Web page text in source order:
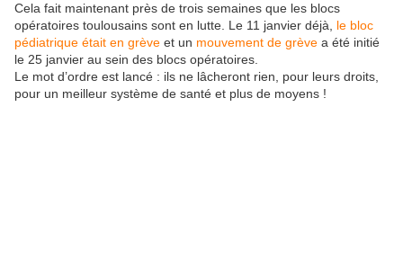
Cela fait maintenant près de trois semaines que les blocs
opératoires toulousains sont en lutte. Le 11 janvier déjà, le bloc
pédiatrique était en grève et un mouvement de grève a été initié
le 25 janvier au sein des blocs opératoires.
Le mot d’ordre est lancé : ils ne lâcheront rien, pour leurs droits,
pour un meilleur système de santé et plus de moyens !